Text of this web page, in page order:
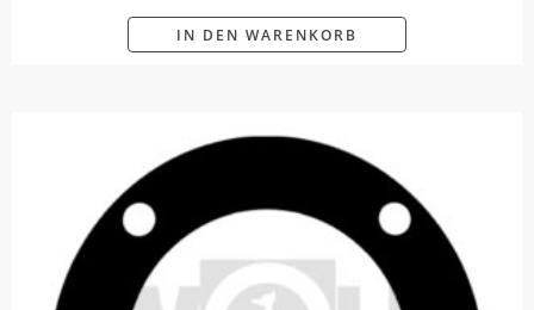
IN DEN WARENKORB